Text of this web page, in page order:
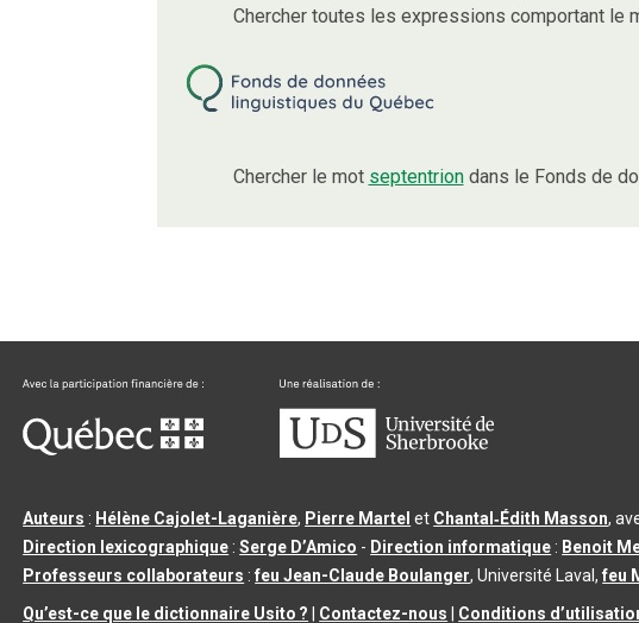
Chercher toutes les expressions comportant le
Chercher le mot septentriondans le Fonds de
Auteurs : Hélène Cajolet-Laganière, Pierre Martel et Chantal‑Édith Masson,
Direction lexicographique :Serge D’Amico - Direction informatique : Benoit
Professeurs collaborateurs :feu Jean-Claude Boulanger, Université Laval,feu
Qu’est-ce que le dictionnaire Usito ?
Contactez-nous Conditions